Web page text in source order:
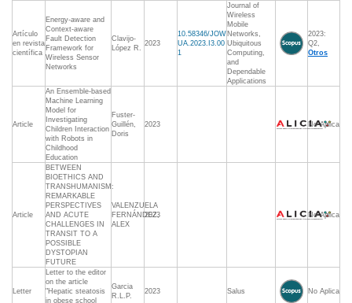
Artículo
en revista
científica
Energy-aware and
Context-aware
Fault Detection
Framework for
Wireless Sensor
Networks
Clavijo-
López R.
2023
10.58346/JOW
UA.2023.I3.00
1
Journal of
Wireless
Mobile
Networks,
Ubiquitous
Computing,
and
Dependable
Applications
2023:
Q2,
Otros
Article
An Ensemble-based
Machine Learning
Model for
Investigating
Children Interaction
with Robots in
Childhood
Education
Fuster-
Guillén,
Doris
2023 No Aplica
Article
BETWEEN
BIOETHICS AND
TRANSHUMANISM:
REMARKABLE
PERSPECTIVES
AND ACUTE
CHALLENGES IN
TRANSIT TO A
POSSIBLE
DYSTOPIAN
FUTURE
VALENZUELA
FERNÁNDEZ,
ALEX
2023 No Aplica
Letter
Letter to the editor
on the article
"Hepatic steatosis
in obese school
Garcia
R.L.P.
2023 Salus No Aplica